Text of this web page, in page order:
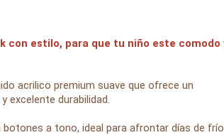
con estilo, para que tu niño este comodo
acrilico premium suave que ofrece un
excelente durabilidad.
a tono, ideal para afrontar días de